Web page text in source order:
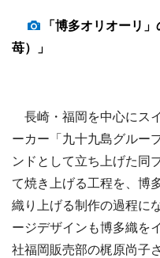
「博多オリオーリ
苺）」
長崎・福岡を中心にス
ーカー「九十九島グルー
ンドとして立ち上げた同
て焼き上げる工程を、博
織り上げる制作の過程に
ージデザインも博多織を
社福岡販売部の梶原尚子